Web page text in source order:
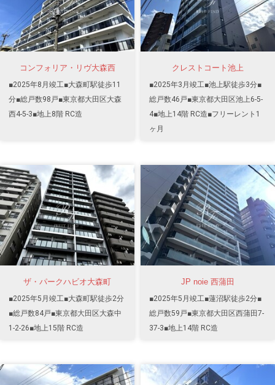
コンフォリア・リヴ大森西
■2025年8月竣工■大森町駅徒歩11
分■総戸数98戸■東京都大田区大森
西4-5-3■地上8階 RC造
クレストコート池上
■2025年3月竣工■池上駅徒歩3分■
総戸数46戸■東京都大田区池上6-5-
4■地上14階 RC造■フリーレント1
ヶ月
ザ・パークハビオ大森町
■2025年5月竣工■大森町駅徒歩2分
■総戸数84戸■東京都大田区大森中
1-2-26■地上15階 RC造
JP noie 西蒲田
■2025年5月竣工■蓮沼駅徒歩2分■
総戸数59戸■東京都大田区西蒲田7-
37-3■地上14階 RC造